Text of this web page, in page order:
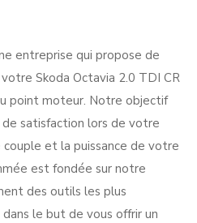
entreprise qui propose de
Skoda Octavia 2.0 TDI CR
point moteur. Notre objectif
satisfaction lors de votre
et la puissance de votre
est fondée sur notre
des outils les plus
le but de vous offrir un